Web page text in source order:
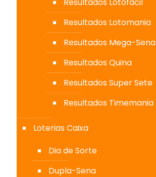
Resultados Lotomania
Resultados Mega-Sena
Resultados Quina
Resultados Super Sete
Resultados Timemania
Loterias Caixa
Dia de Sorte
Dupla-Sena